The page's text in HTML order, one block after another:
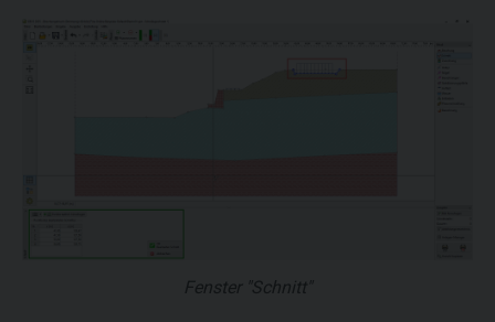
Fenster "Schnitt"